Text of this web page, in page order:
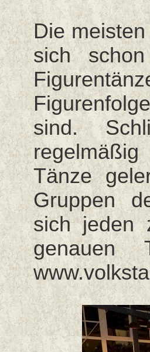
Die
sich
sind.
Tänze
Gruppen
sich jeden
genauen